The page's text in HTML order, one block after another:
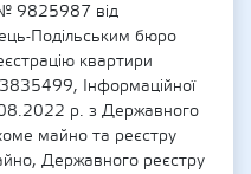
9825987 від
Подільським бюро
квартири
Інформаційної
р. з Державного
майно та реєстру
Державного реєстру